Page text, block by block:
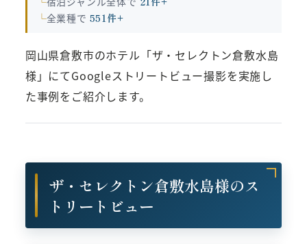
全業種で 551件+
岡山県倉敷市のホテル「ザ・セレクトン倉敷水島
様」にてGoogleストリートビュー撮影を実施し
た事例をご紹介します。
ザ・セレクトン倉敷水島様のス
トリートビュー